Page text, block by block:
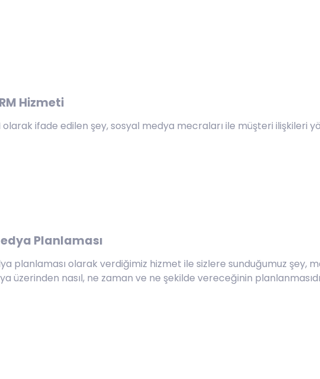
Hizmeti
olarak ifade edilen şey, sosyal medya mecraları ile müşteri ilişkileri
Planlaması
planlaması olarak verdiğimiz hizmet ile sizlere sunduğumuz şey,
üzerinden nasıl, ne zaman ve ne şekilde vereceğinin